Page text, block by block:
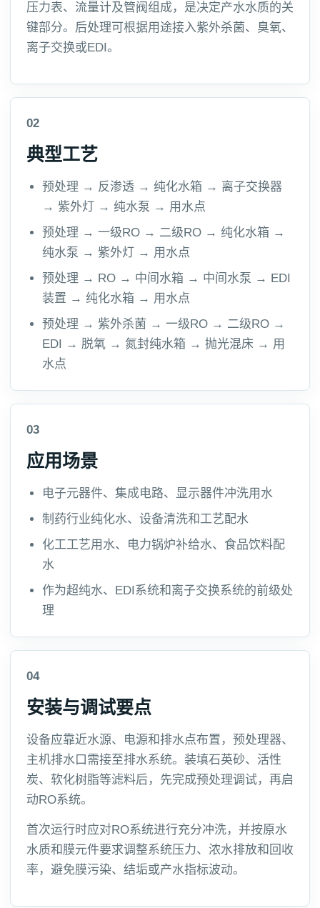
压力表、流量计及管阀组成，是决定产水水质的关
键部分。后处理可根据用途接入紫外杀菌、臭氧、
离子交换或EDI。
02
典型工艺
预处理 → 反渗透 → 纯化水箱 → 离子交换器
→ 紫外灯 → 纯水泵 → 用水点
预处理 → 一级RO → 二级RO → 纯化水箱 →
纯水泵 → 紫外灯 → 用水点
预处理 → RO → 中间水箱 → 中间水泵 → EDI
装置 → 纯化水箱 → 用水点
预处理 → 紫外杀菌 → 一级RO → 二级RO →
EDI → 脱氧 → 氮封纯水箱 → 抛光混床 → 用
水点
03
应用场景
电子元器件、集成电路、显示器件冲洗用水
制药行业纯化水、设备清洗和工艺配水
化工工艺用水、电力锅炉补给水、食品饮料配
水
作为超纯水、EDI系统和离子交换系统的前级处
理
04
安装与调试要点
设备应靠近水源、电源和排水点布置，预处理器、
主机排水口需接至排水系统。装填石英砂、活性
炭、软化树脂等滤料后，先完成预处理调试，再启
动RO系统。
首次运行时应对RO系统进行充分冲洗，并按原水
水质和膜元件要求调整系统压力、浓水排放和回收
率，避免膜污染、结垢或产水指标波动。